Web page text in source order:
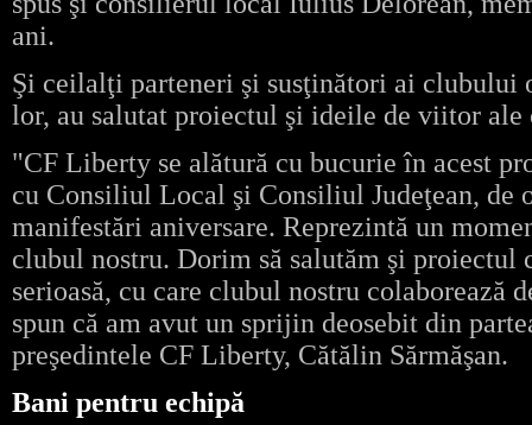
ani.
Şi ceilalţi parteneri şi susţinători ai clubului
lor, au salutat proiectul şi ideile de viitor
"CF Liberty se alătură cu bucurie în acest
cu Consiliul Local şi Consiliul Judeţean, de
manifestări aniversare. Reprezintă un
clubul nostru. Dorim să salutăm şi proiectul
serioasă, cu care clubul nostru colaborează
spun că am avut un sprijin deosebit din
preşedintele CF Liberty, Cătălin Sărmăşan.
Bani pentru echipă